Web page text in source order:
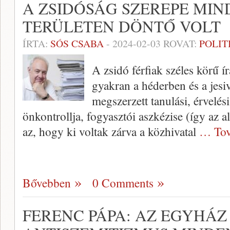
A ZSIDÓSÁG SZEREPE
TERÜLETEN DÖNTŐ VOLT
ÍRTA: SÓS CSABA- 2024-02-03 ROVAT:
A zsidó férfiak széles körű
gyakran a héderben és a
megszerzett tanulási,
önkontrollja, fogyasztói aszkézise (így az
az, hogy ki voltak zárva a közhivatal …
Bővebben 0 Comments
FERENC PÁPA: AZ